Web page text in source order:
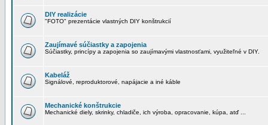
DIY realizácie
"FOTO" prezentácie vlastných DIY konštrukcií
Zaujímavé súčiastky a zapojenia
Súčiastky, princípy a zapojenia so zaujímavými vlastnosťami, využiteľné v DIY.
Kabeláž
Signálové, reproduktorové, napájacie a iné káble
Mechanické konštrukcie
Mechanické diely, skrinky, chladiče, ich výroba, opracovanie, kúpa, atď ...